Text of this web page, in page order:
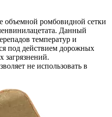
объемной ромбовидной сетки
Данный
температур и
под действием дорожных
загрязнений.
не использовать в